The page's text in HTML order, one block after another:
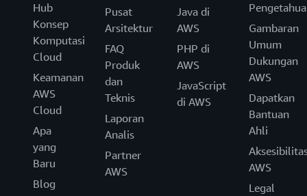
Hub
Konsep
Komputasi
Cloud
Keamanan
AWS
Cloud
Apa
yang
Baru
Blog
Pusat
Arsitektur
FAQ
Produk
dan
Teknis
Laporan
Analis
Partner
AWS
Java di
AWS
PHP di
AWS
JavaScript
di AWS
Gambaran
Umum
Dukungan
AWS
Dapatkan
Bantuan
Ahli
AWS
Legal